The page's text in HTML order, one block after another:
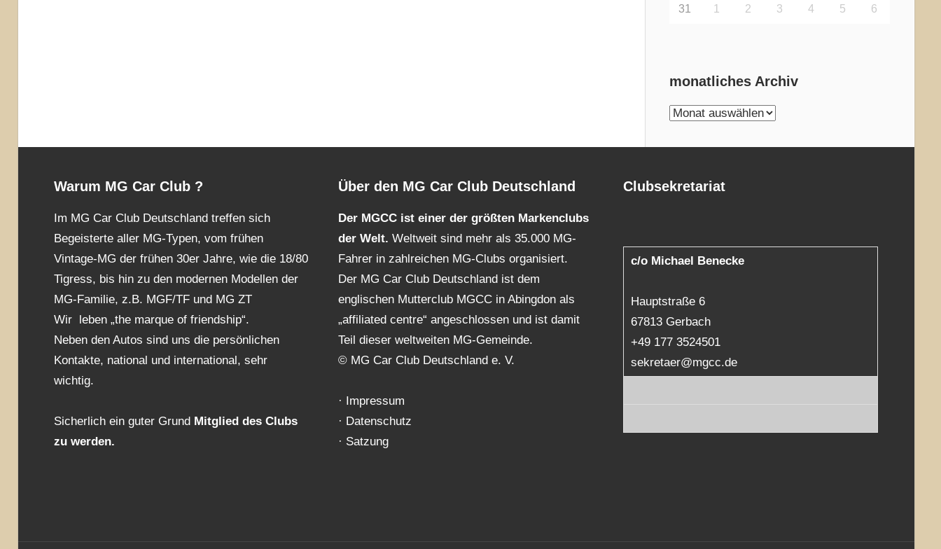
31 1 2 3 4 5 6
monatliches Archiv
monatliches
Warum MG Car Club ?
Im MG Car Club Deutschland treffen sich
Begeisterte aller MG-Typen, vom frühen
Vintage-MG der frühen 30er Jahre, wie die 18/80
Tigress, bis hin zu den modernen Modellen der
MG-Familie, z.B. MGF/TF und MG ZT
Wir leben „the marque of friendship“.
Neben den Autos sind uns die persönlichen
Kontakte, national und international, sehr
wichtig.
Sicherlich ein guter Grund Mitglied des Clubs
zu werden.
Über den MG Car Club Deutschland
Der MGCC ist einer der größten Markenclubs
der Welt.Weltweit sind mehr als 35.000 MG-
Fahrer in zahlreichen MG-Clubs organisiert.
Der MG Car Club Deutschland ist dem
englischen Mutterclub MGCC in Abingdon als
„affiliated centre“ angeschlossen und ist damit
Teil dieser weltweiten MG-Gemeinde.
© MG Car Club Deutschland e. V.
· Impressum
· Datenschutz
· Satzung
Clubsekretariat
c/o Michael Benecke
Hauptstraße 6
67813 Gerbach
+49 177 3524501
sekretaer@mgcc.de